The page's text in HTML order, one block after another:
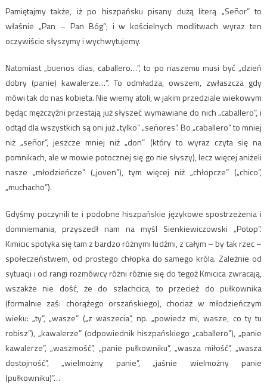
Pamiętajmy także, iż po hiszpańsku pisany dużą literą „Señor” to
właśnie „Pan – Pan Bóg”; i w kościelnych modlitwach wyraz ten
oczywiście słyszymy i wychwytujemy.
Natomiast „buenos dias, caballero…”, to po naszemu musi być „dzień
dobry (panie) kawalerze…”. To odmładza, owszem, zwłaszcza gdy
mówi tak do nas kobieta. Nie wiemy atoli, w jakim przedziale wiekowym
będąc mężczyźni przestają już słyszeć wymawiane do nich „caballero”, i
odtąd dla wszystkich są oni już „tylko” „señores”. Bo „caballero” to mniej
niż „señor”, jeszcze mniej niż „don” (który to wyraz czyta się na
pomnikach, ale w mowie potocznej się go nie słyszy), lecz więcej aniżeli
nasze „młodzieńcze” („joven”), tym więcej niż „chłopcze” („chico”,
„muchacho”).
Gdyśmy poczynili te i podobne hiszpańskie językowe spostrzeżenia i
domniemania, przyszedł nam na myśl Sienkiewiczowski „Potop”.
Kimicic spotyka się tam z bardzo różnymi ludźmi, z całym – by tak rzec –
społeczeństwem, od prostego chłopka do samego króla. Zależnie od
sytuacji i od rangi rozmówcy różni różnie się do tegoż Kmicica zwracają,
wszakże nie dość, że do szlachcica, to przecież do pułkownika
(formalnie zaś: chorążego orszańskiego), chociaż w młodzieńczym
wieku: „ty”, „wasze” („z waszecia”, np. „powiedz mi, wasze, co ty tu
robisz”), „kawalerze” (odpowiednik hiszpańskiego „caballero”), „panie
kawalerze”, „waszmość”, „panie pułkowniku”, „wasza miłość”, „wasza
dostojność”, „wielmożny panie”, „jaśnie wielmożny panie
(pułkowniku)”…